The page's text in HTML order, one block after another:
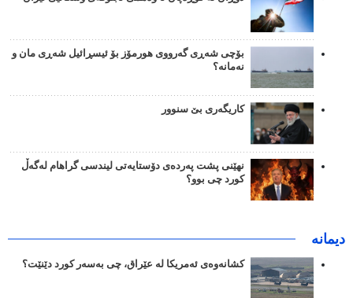
بۆچی شەڕی گەرووی هورمۆز بۆ ئیسڕائیل شەڕی مان و
نەمانە؟
کاریگەری بێ سنوور
نهێنی پشت پەردەی دۆستایەتی لیندسی گراهام لەگەڵ
کورد چی بوو؟
دیمانە
کشانەوەی ئەمریکا لە عێراق، چی بەسەر کورد دێنێت؟